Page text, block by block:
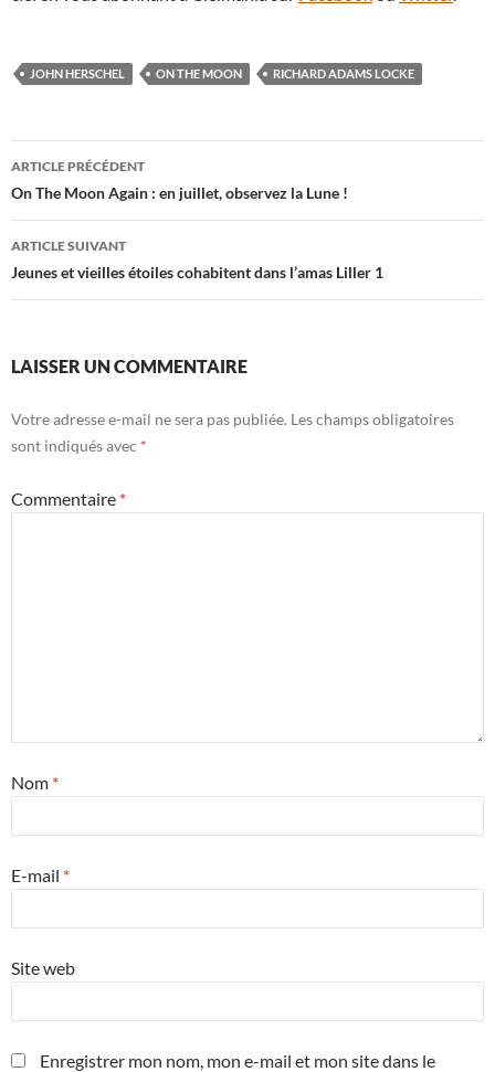
JOHN HERSCHEL ON THE MOON RICHARD ADAMS LOCKE
Navigation
des
articles
ARTICLE PRÉCÉDENT
On The Moon Again : en juillet, observez la Lune !
ARTICLE SUIVANT
Jeunes et vieilles étoiles cohabitent dans l’amas Liller 1
LAISSER UN COMMENTAIRE
Votre adresse e-mail ne sera pas publiée. Les champs obligatoires
sont indiqués avec *
Commentaire *
Nom *
E-mail *
Site web
Enregistrer mon nom, mon e-mail et mon site dans le